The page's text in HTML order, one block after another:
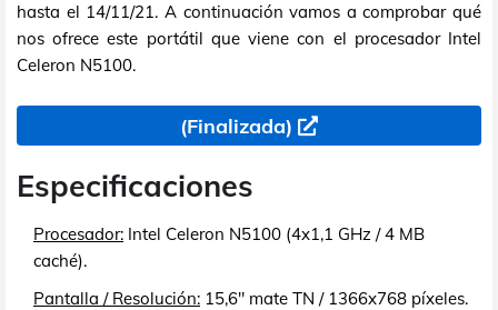
hasta el 14/11/21. A continuación vamos a comprobar qué
nos ofrece este portátil que viene con el procesador Intel
Celeron N5100.
(Finalizada)
Especificaciones
Procesador: Intel Celeron N5100 (4x1,1 GHz / 4 MB
caché).
Pantalla / Resolución: 15,6" mate TN / 1366x768 píxeles.